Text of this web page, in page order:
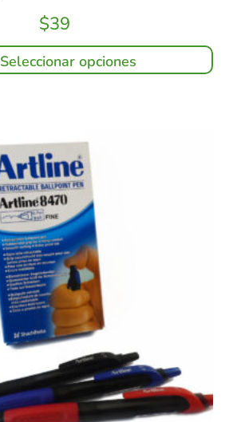
$39
Seleccionar opciones